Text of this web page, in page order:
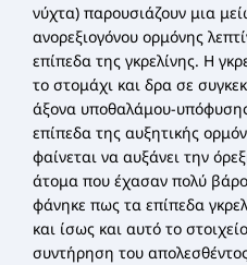
νύχτα) παρουσιάζουν μια
ανορεξιογόνου ορμόνης
επίπεδα της γκρελίνης. Η
το στομάχι και δρα σε
άξονα υποθαλάμου-
επίπεδα της αυξητικής
φαίνεται να αυξάνει την
άτομα που έχασαν πολύ
φάνηκε πως τα επίπεδα
και ίσως και αυτό το
συντήρηση του